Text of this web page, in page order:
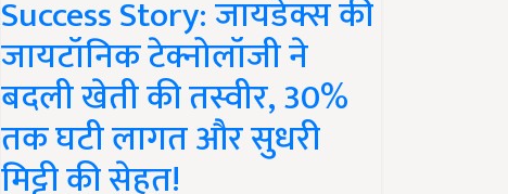
Success Story: जायडेक्स की
जायटॉनिक टेक्नोलॉजी ने
बदली खेती की तस्वीर, 30%
तक घटी लागत और सुधरी
मिट्टी की सेहत!